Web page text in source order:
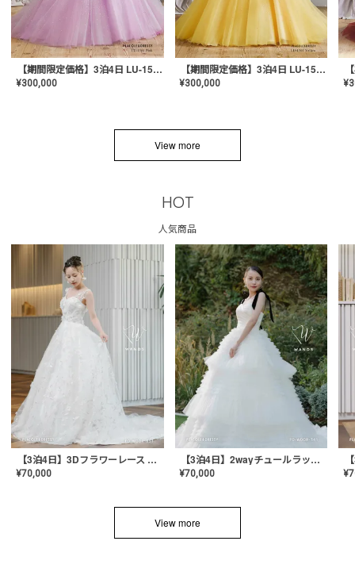
【期間限定価格】3泊4日 LU-1501(Pink)
¥300,000
【期間限定価格】3泊4日 LU-1501(Yellow)
¥300,000 ¥
View more
HOT
人気商品
【3泊4日】3Dフラワーレース ドレス〈PD-WDOR-331〉
¥70,000
【3泊4日】2wayチュールラッフルドレス〈PD-WDOR-341RTL〉
¥70,000 ¥
View more